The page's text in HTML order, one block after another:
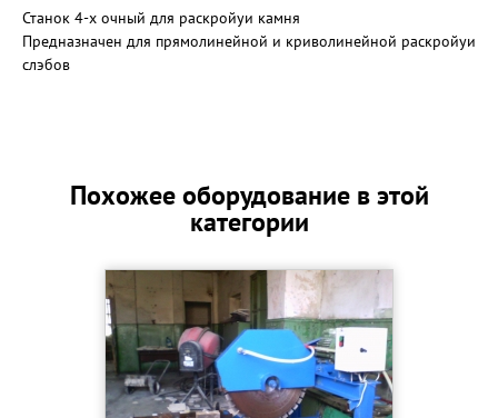
Станок 4-х очный для раскройуи камня
Предназначен для прямолинейной и криволинейной раскройуи
слэбов
Похожее оборудование в этой
категории